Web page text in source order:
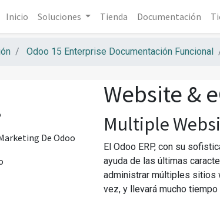
Inicio Soluciones Tienda Documentación
Odoo 15 Enterprise Documentación Funcional
De Odoo
Website &
Multiple
El Odoo ERP, con su
ayuda de las últimas
administrar múltiples sitios
vez, y llevará mucho